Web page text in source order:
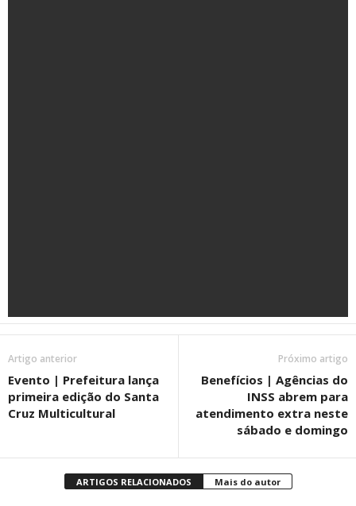
Artigo anterior
Evento | Prefeitura lança
primeira edição do Santa
Cruz Multicultural
Próximo artigo
Benefícios | Agências do
INSS abrem para
atendimento extra neste
sábado e domingo
ARTIGOS RELACIONADOS Mais do autor